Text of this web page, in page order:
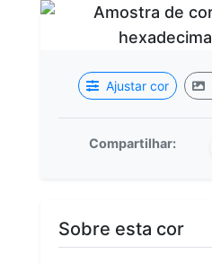
Ajustar cor
Compartilhar:
Sobre esta cor